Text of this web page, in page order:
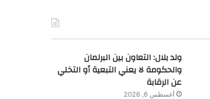
ولد بلال: التعاون بين البرلمان
والحكومة لا يعني التبعية أو التخلي
عن الرقابة
أغسطس 6, 2026